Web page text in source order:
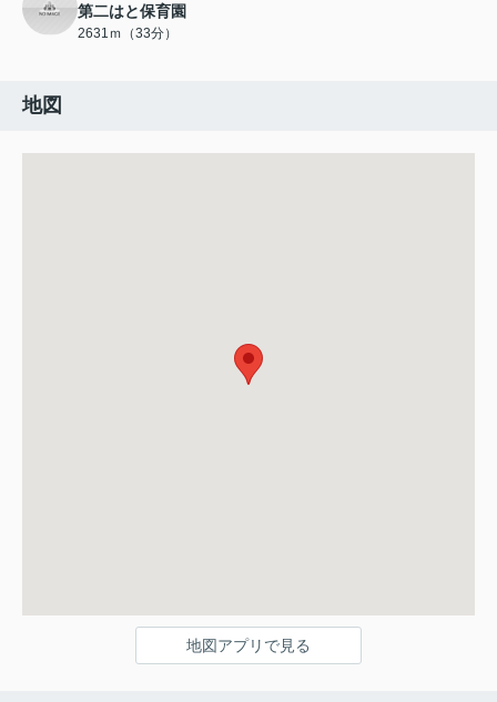
第二はと保育園
2631ｍ（33分）
地図
地図アプリで見る